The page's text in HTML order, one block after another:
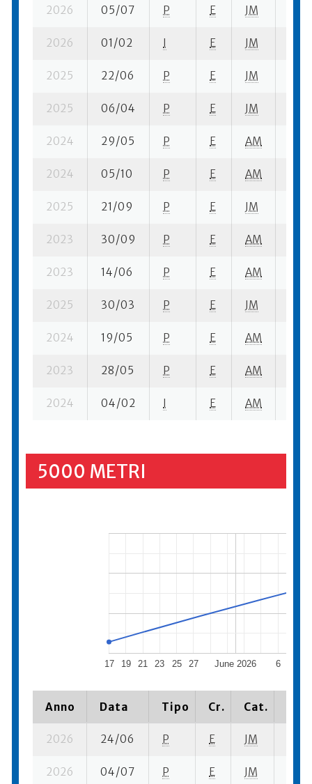
2026 05/07 P E JM
2026 01/02 I E JM
2025 22/06 P E JM
2025 06/04 P E JM
2024 29/05 P E AM
2024 05/10 P E AM
2025 21/09 P E JM
2023 30/09 P E AM
2023 14/06 P E AM
2025 30/03 P E JM
2024 19/05 P E AM
2023 28/05 P E AM
2024 04/02 I E AM
5000 METRI
June 2026
17 19 21 23 25 27 6
Anno Data Tipo Cr. Cat.
2026 24/06 P E JM
2026 04/07 P E JM